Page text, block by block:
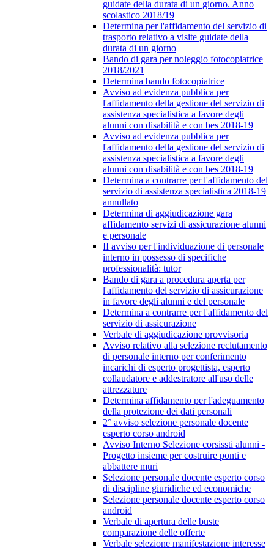
guidate della durata di un giorno. Anno
scolastico 2018/19
Determina per l'affidamento del servizio di
trasporto relativo a visite guidate della
durata di un giorno
Bando di gara per noleggio fotocopiatrice
2018/2021
Determina bando fotocopiatrice
Avviso ad evidenza pubblica per
l'affidamento della gestione del servizio di
assistenza specialistica a favore degli
alunni con disabilità e con bes 2018-19
Avviso ad evidenza pubblica per
l'affidamento della gestione del servizio di
assistenza specialistica a favore degli
alunni con disabilità e con bes 2018-19
Determina a contrarre per l'affidamento del
servizio di assistenza specialistica 2018-19
annullato
Determina di aggiudicazione gara
affidamento servizi di assicurazione alunni
e personale
II avviso per l'individuazione di personale
interno in possesso di specifiche
professionalità: tutor
Bando di gara a procedura aperta per
l'affidamento del servizio di assicurazione
in favore degli alunni e del personale
Determina a contrarre per l'affidamento del
servizio di assicurazione
Verbale di aggiudicazione provvisoria
Avviso relativo alla selezione reclutamento
di personale interno per conferimento
incarichi di esperto progettista, esperto
collaudatore e addestratore all'uso delle
attrezzature
Determina affidamento per l'adeguamento
della protezione dei dati personali
2° avviso selezione personale docente
esperto corso android
Avviso Interno Selezione corsissti alunni -
Progetto insieme per costruire ponti e
abbattere muri
Selezione personale docente esperto corso
di discipline giuridiche ed economiche
Selezione personale docente esperto corso
android
Verbale di apertura delle buste
comparazione delle offerte
Verbale selezione manifestazione interesse